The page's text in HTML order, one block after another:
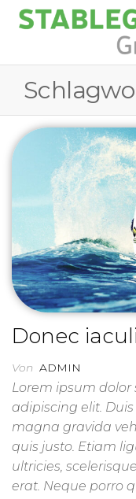
Donec
Von ADMIN
Lorem ipsum
adipiscing elit.
magna gravida
quis justo. Etiam
ultricies,
erat. Neque porro